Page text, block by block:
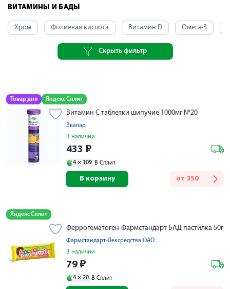
ВИТАМИНЫ И БАДЫ
Хром Фолиевая кислота Витамин D Омега-3
Скрыть фильтр
Товар дня Яндекс Сплит
Витамин С таблетки шипучие 1000мг №20
Эвалар
В наличии
433 ₽
4 × 109 В Сплит
от 350
В корзину
Яндекс Сплит
Феррогематоген-Фармстандарт БАД пастилка 50г
Фармстандарт-Лексредства ОАО
В наличии
79 ₽
4 × 20 В Сплит